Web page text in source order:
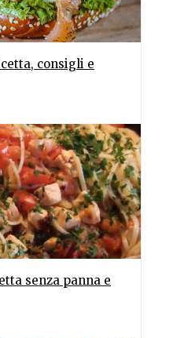
consigli e
senza panna e